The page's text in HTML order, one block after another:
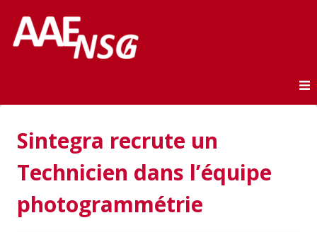
AAE-ENSG
Sintegra recrute un
Technicien dans l’équipe
photogrammétrie